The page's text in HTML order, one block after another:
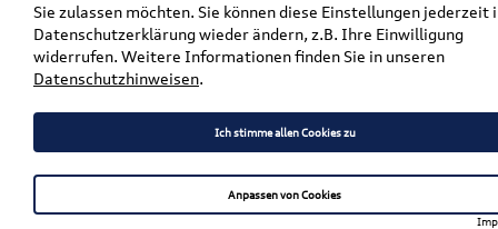
Original Audi Trinkflasche,
Kinder, grün 3202601100
Artikelbeschreibung
Sie zulassen möchten. Sie können diese Einstellungen jederzeit
Datenschutzerklärung wieder ändern, z.B. Ihre Einwilligung
widerrufen. Weitere Informationen finden Sie in unseren
Datenschutzhinweisen.
Ich stimme allen Cookies zu
Anpassen von Cookies